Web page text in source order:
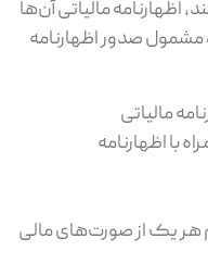
اظهارنامه مالیاتی آن‌ها
صدور اظهارنامه
مالیاتی
با اظهارنامه
هر یک از صورت‌های مالی